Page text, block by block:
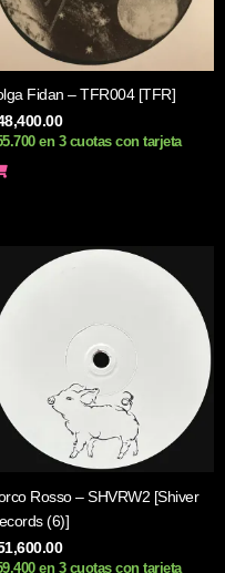
Fidan – TFR004 [TFR]
en 3 cuotas con tarjeta
Rosso – SHVRW2 [Shiver
(6)]
en 3 cuotas con tarjeta